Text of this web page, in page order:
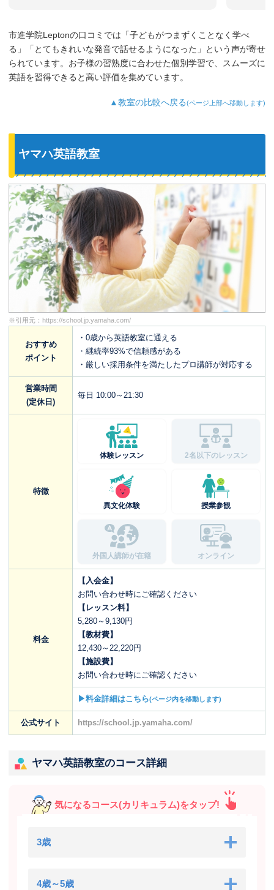
市進学院Leptonの口コミでは「子どもがつまずくことなく学べ
る」「とてもきれいな発音で話せるようになった」という声が寄せ
られています。お子様の習熟度に合わせた個別学習で、スムーズに
英語を習得できると高い評価を集めています。
▲教室の比較へ戻る(ページ上部へ移動します)
ヤマハ英語教室
※引用元： https://school.jp.yamaha.com/
おすすめ
ポイント
・0歳から英語教室に通える
・継続率93%で信頼感がある
・厳しい採用条件を満たしたプロ講師が対応する
営業時間
(定休日)
毎日 10:00～21:30
特徴
体験レッスン 2名以下のレッスン
異文化体験 授業参観
外国人講師が在籍 オンライン
料金
【入会金】
お問い合わせ時にご確認ください
【レッスン料】
5,280～9,130円
【教材費】
12,430～22,220円
【施設費】
お問い合わせ時にご確認ください
▶料金詳細はこちら(ページ内を移動します)
公式サイト https://school.jp.yamaha.com/
ヤマハ英語教室のコース詳細
気になるコース(カリキュラム)をタップ!
3歳
4歳～5歳